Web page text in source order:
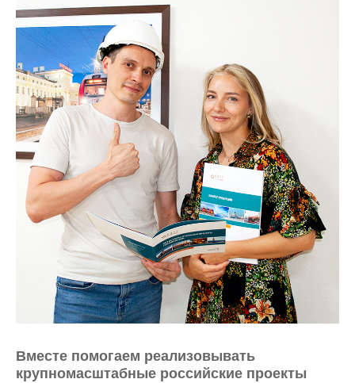
Вместе помогаем реализовывать
крупномасштабные российские проекты